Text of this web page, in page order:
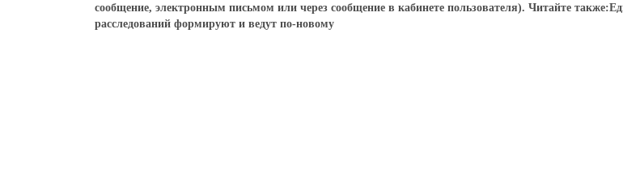
сообщение, электронным письмом или через сообщение в кабинете пользователя). Читайте
расследований формируют и ведут по-новому